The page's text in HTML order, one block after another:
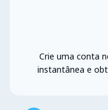
Crie uma conta
instantânea e